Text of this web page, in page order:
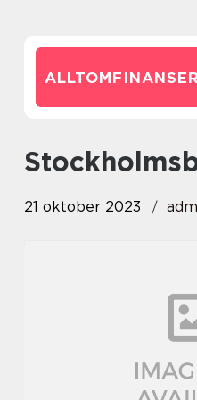
21 oktober 2023